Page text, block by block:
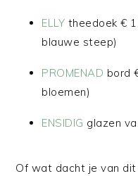
ELLY theedoek €
blauwe steep)
PROMENAD bord
bloemen)
ENSIDIG glazen
Of wat dacht je van